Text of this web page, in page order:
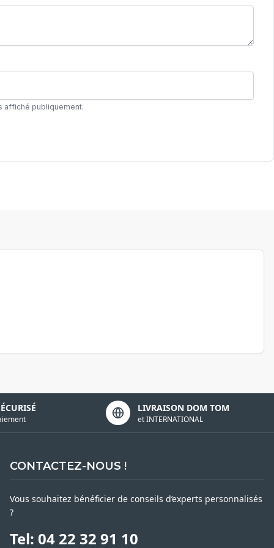
affiché publiquement.
LIVRAISON DOM TOM
et INTERNATIONAL
CONTACTEZ-NOUS !
Vous souhaitez bénéficier de conseils d’experts personnalisés
?
Tel: 04 22 32 91 10